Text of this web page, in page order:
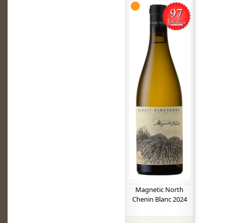
Magnetic North
Chenin Blanc 2024